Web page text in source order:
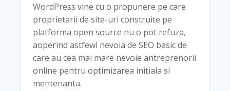
WordPress vine cu o propunere pe care
proprietarii de site-uri construite pe
platforma open source nu o pot refuza,
aoperind astfewl nevoia de SEO basic de
care au cea mai mare nevoie antreprenorii
online pentru optimizarea initiala si
mentenanta.